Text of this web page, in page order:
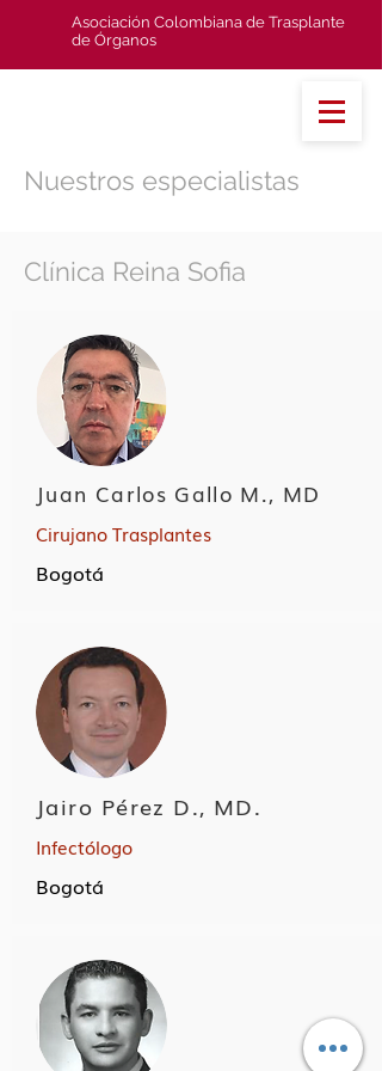
Asociación Colombiana de Trasplante
de Órganos
Nuestros especialistas
Clínica Reina Sofia
Juan Carlos Gallo M., MD
Cirujano Trasplantes
Bogotá
Jairo Pérez D., MD.
Infectólogo
Bogotá